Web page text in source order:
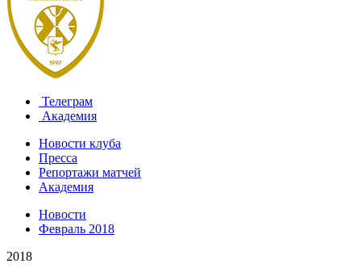
Телеграм
Академия
Новости клуба
Пресса
Репортажи матчей
Академия
Новости
Февраль 2018
2018